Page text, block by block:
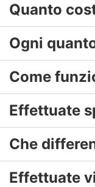
Quanto
Ogni
Come
Effettuate
Che
Effettuate